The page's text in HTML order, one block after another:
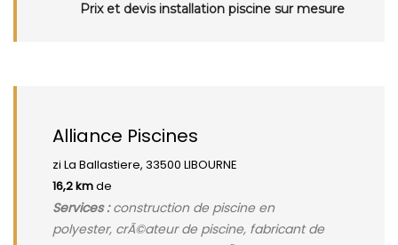
Prix et devis installation piscine sur mesure
Alliance Piscines
zi La Ballastiere, 33500 LIBOURNE
16,2 kmde
Services :construction de piscine en
polyester, crÃ©ateur de piscine, fabricant de